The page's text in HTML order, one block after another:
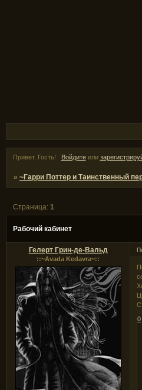
Привет, Гость! Войдитеили
»~Гарри Поттер и Таинственный
Рабочий кабинет
Страница:1
Гелерт Грин-де-Вальд
::~Avada Kedavra~::
0